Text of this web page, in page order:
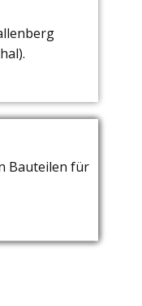
von
Bauteilen für